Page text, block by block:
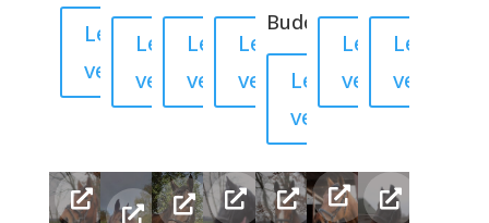
Lees
verder
Lees
verder
Lees
verder
Lees
verder
Buddy
Lees
verder
Lees
verder
Lees
verder